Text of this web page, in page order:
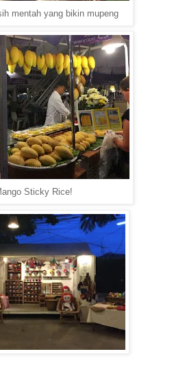
mentah yang bikin mupeng
Sticky Rice!